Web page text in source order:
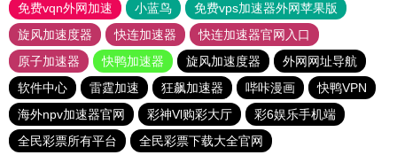
免费vqn外网加速
小蓝鸟
免费vps加速器外网苹果版
旋风加速度器
快连加速器
快连加速器官网入口
原子加速器
快鸭加速器 旋风加速度器
外网网址导航
软件中心
雷霆加速 狂飙加速器 哔咔漫画
快鸭VPN
海外npv加速器官网
彩神Vl购彩大厅
彩6娱乐手机端
全民彩票所有平台
全民彩票下载大全官网